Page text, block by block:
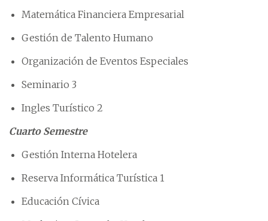
Matemática Financiera Empresarial
Gestión de Talento Humano
Organización de Eventos Especiales
Seminario 3
Ingles Turístico 2
Cuarto Semestre
Gestión Interna Hotelera
Reserva Informática Turística 1
Educación Cívica